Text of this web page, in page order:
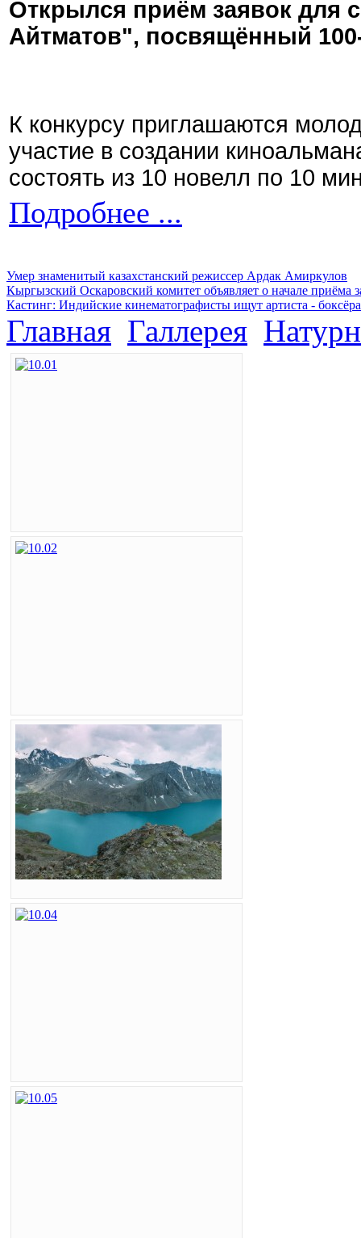
Открылся приём заявок для
Айтматов", посвящённый
К конкурсу приглашаются
участие в создании
состоять из 10 новелл по 10
Подробнее ...
Умер знаменитый казахстанский режиссер Ардак Амиркулов
Кыргызский Оскаровский комитет объявляет о начале приёма
Кастинг: Индийские кинематографисты ищут артиста -
Главная Галлерея